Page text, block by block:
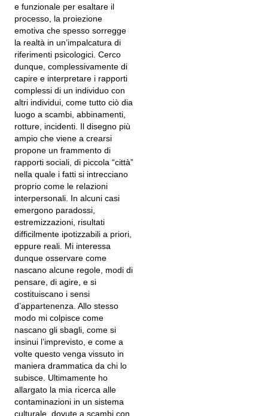
e funzionale per esaltare il
processo, la proiezione
emotiva che spesso sorregge
la realtà in un’impalcatura di
riferimenti psicologici. Cerco
dunque, complessivamente di
capire e interpretare i rapporti
complessi di un individuo con
altri individui, come tutto ciò dia
luogo a scambi, abbinamenti,
rotture, incidenti. Il disegno più
ampio che viene a crearsi
propone un frammento di
rapporti sociali, di piccola “città”
nella quale i fatti si intrecciano
proprio come le relazioni
interpersonali. In alcuni casi
emergono paradossi,
estremizzazioni, risultati
difficilmente ipotizzabili a priori,
eppure reali. Mi interessa
dunque osservare come
nascano alcune regole, modi di
pensare, di agire, e si
costituiscano i sensi
d’appartenenza. Allo stesso
modo mi colpisce come
nascano gli sbagli, come si
insinui l’imprevisto, e come a
volte questo venga vissuto in
maniera drammatica da chi lo
subisce. Ultimamente ho
allargato la mia ricerca alle
contaminazioni in un sistema
culturale, dovute a scambi con